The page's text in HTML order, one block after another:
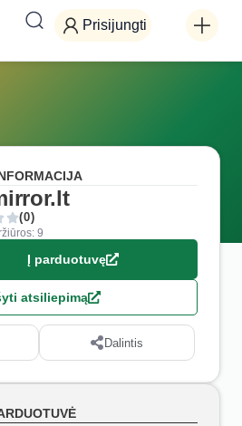
Prisijungti
(0)
9
Į parduotuvę
atsiliepimą
Dalintis